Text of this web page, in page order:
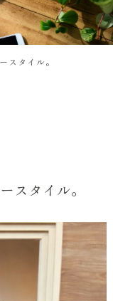
スタイル。
スタイル。